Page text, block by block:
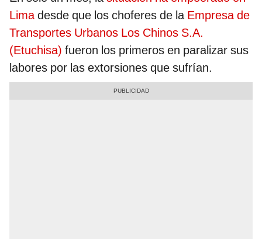
Limadesde que los choferes de la Empresa de
Transportes Urbanos Los Chinos S.A.
(Etuchisa) fueron los primeros en paralizar sus
labores por las extorsiones que sufrían.